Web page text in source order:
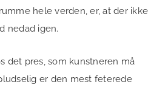
hele verden, er, at der ikke
nedad igen.
det pres, som kunstneren må
er den mest feterede